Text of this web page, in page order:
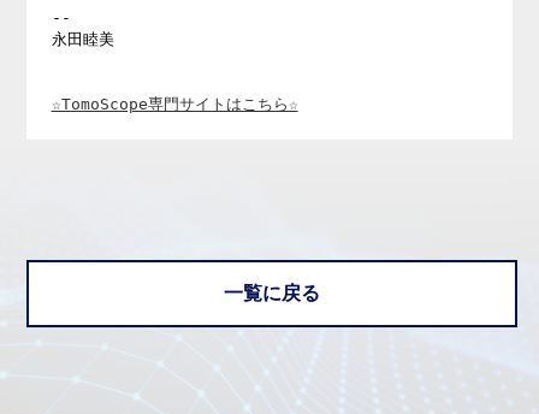
--
永田睦美
☆TomoScope専門サイトはこちら☆
一覧に戻る